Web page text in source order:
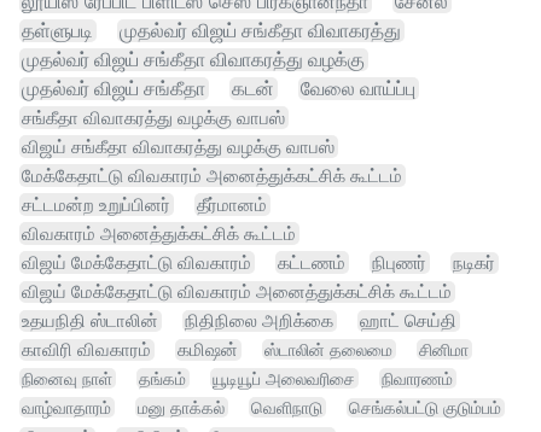
தள்ளுபடி
முதல்வர் விஜய் சங்கீதா விவாகரத்து
முதல்வர் விஜய் சங்கீதா விவாகரத்து வழக்கு
முதல்வர் விஜய் சங்கீதா
கடன்
வேலை வாய்ப்பு
சங்கீதா விவாகரத்து வழக்கு வாபஸ்
விஜய் சங்கீதா விவாகரத்து வழக்கு வாபஸ்
மேக்கேதாட்டு விவகாரம் அனைத்துக்கட்சிக் கூட்டம்
சட்டமன்ற உறுப்பினர்
தீர்மானம்
விவகாரம் அனைத்துக்கட்சிக் கூட்டம்
விஜய் மேக்கேதாட்டு விவகாரம்
கட்டணம் நிபுணர்
நடிகர்
விஜய் மேக்கேதாட்டு விவகாரம் அனைத்துக்கட்சிக் கூட்டம்
உதயநிதி ஸ்டாலின்
நிதிநிலை அறிக்கை
ஹாட் செய்தி
காவிரி விவகாரம்
கமிஷன் ஸ்டாலின் தலைமை
சினிமா
நினைவு நாள்
தங்கம் யூடியூப் அலைவரிசை
நிவாரணம்
வாழ்வாதாரம்
மனு தாக்கல் வெளிநாடு
செங்கல்பட்டு குடும்பம்